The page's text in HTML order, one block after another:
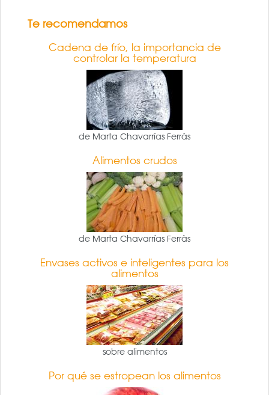
Te recomendamos
Cadena de frío, la importancia de
controlar la temperatura
de Marta Chavarrías Ferràs
Alimentos crudos
de Marta Chavarrías Ferràs
Envases activos e inteligentes para los
alimentos
sobre alimentos
Por qué se estropean los alimentos